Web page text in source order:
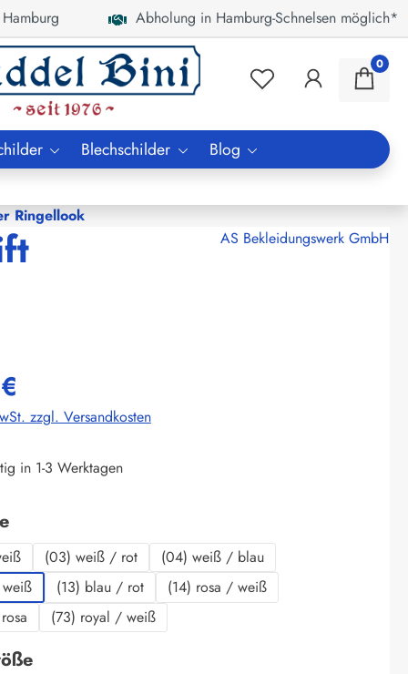
Abholung in Hamburg-Schnelsen möglich*
0
Blechschilder Blog
Ringellook
AS Bekleidungswerk GmbH
zzgl. Versandkosten
in 1-3 Werktagen
auswählen
(03) weiß / rot
(04) weiß / blau
(13) blau / rot
(14) rosa / weiß
(73) royal / weiß
auswählen